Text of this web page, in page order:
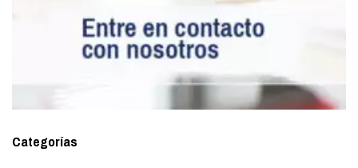
Categorías